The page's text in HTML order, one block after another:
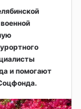
и помогают